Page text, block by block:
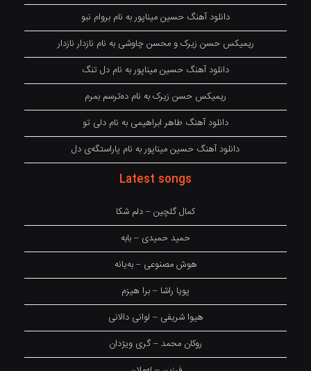
دانلود آهنگ حسین میناپور به نام بروام نبو
ریمیکس حسن زیرک و محسن چاوشی به نام نازدار نازدار
دانلود آهنگ حسین میناپور به نام دل تنگ
ریمیکس حسن زیرک به نام دەترسم بمرم
دانلود آهنگ طاهر ابراهیمی به نام دلی تو
دانلود آهنگ حسین میناپور به نام پاراستگەی دل
Latest songs
کمال گلچین – دلم شکا
حمید حمیدی – بابه
هوش مصنوعی – بەیانە
پویا راشا – برا هیزم
هیوا شریفی – لوانی دالانی
روکان محمد – گری ویژدان